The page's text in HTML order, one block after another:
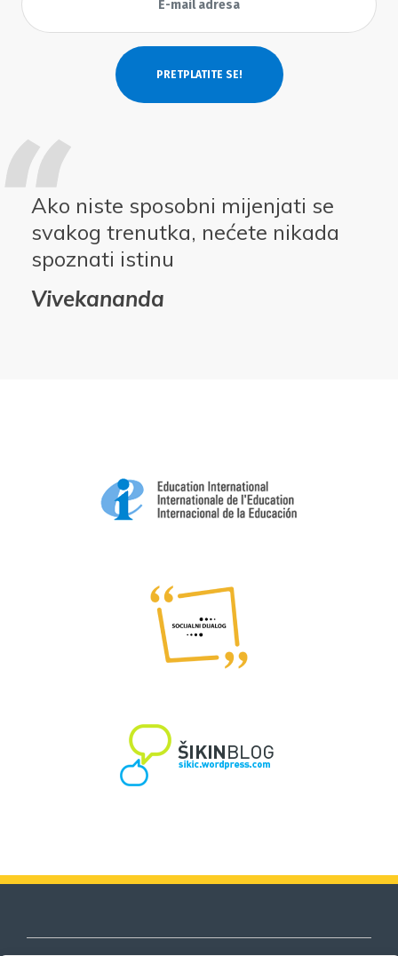
Ako niste sposobni mijenjati se
svakog trenutka, nećete nikada
spoznati istinu
Vivekananda